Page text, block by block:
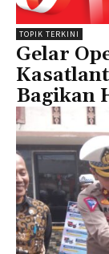
TOPIK TERKINI
Gelar
Bagikan